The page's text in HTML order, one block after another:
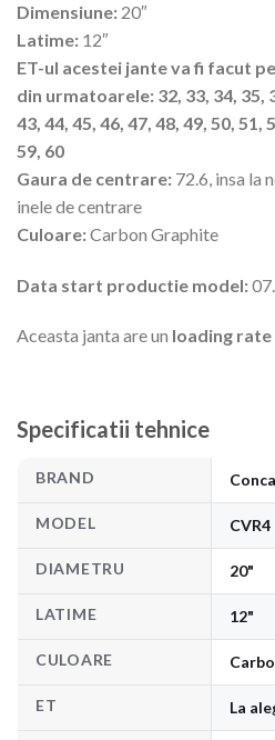
Dimensiune: 20″
Latime: 12″
ET-ul acestei jante va fi facut
din urmatoarele: 32, 33, 34, 35,
43, 44, 45, 46, 47, 48, 49, 50, 51,
59, 60
Gaura de centrare: 72.6, insa la
inele de centrare
Culoare:Carbon Graphite
Data start productie model:
Aceasta janta are un loading rate
Specificatii tehnice
BRAND
MODEL CVR4
DIAMETRU 20"
LATIME 12"
CULOARE
ET La